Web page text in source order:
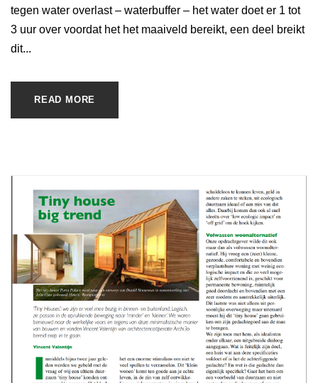
tegen water overlast – waterbuffer – het water doet er 1 tot
3 uur over voordat het het maaiveld bereikt, een deel breikt
dit...
READ MORE